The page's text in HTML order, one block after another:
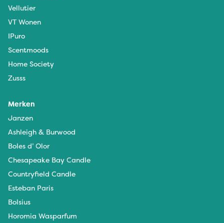
Vellutier
VT Wonen
IPuro
Scentmoods
Home Society
Zusss
Merken
Janzen
Ashleigh & Burwood
Boles d’ Olor
Chesapeake Bay Candle
Countryfield Candle
Esteban Paris
Bolsius
Horomia Wasparfum